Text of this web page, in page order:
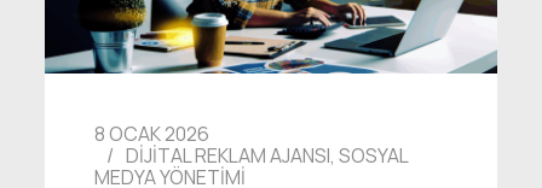
8 OCAK 2026
DIJITAL REKLAM AJANSI,SOSYAL
MEDYA YÖNETIMI